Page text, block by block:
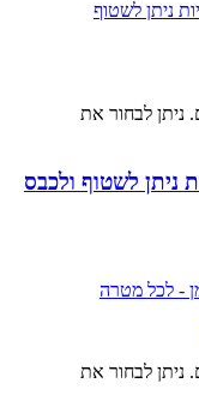
ניתן לבחור את
ניתן לבחור את